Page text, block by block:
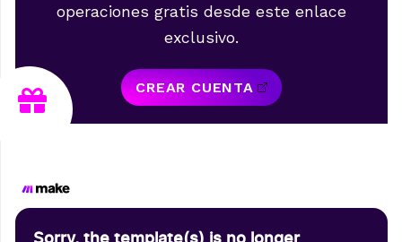
operaciones gratis desde este enlace
exclusivo.
CREAR CUENTA